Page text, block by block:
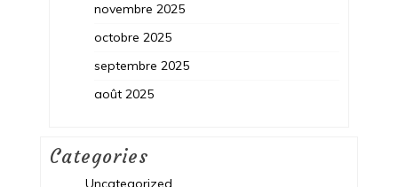
novembre 2025
octobre 2025
septembre 2025
août 2025
Categories
Uncategorized